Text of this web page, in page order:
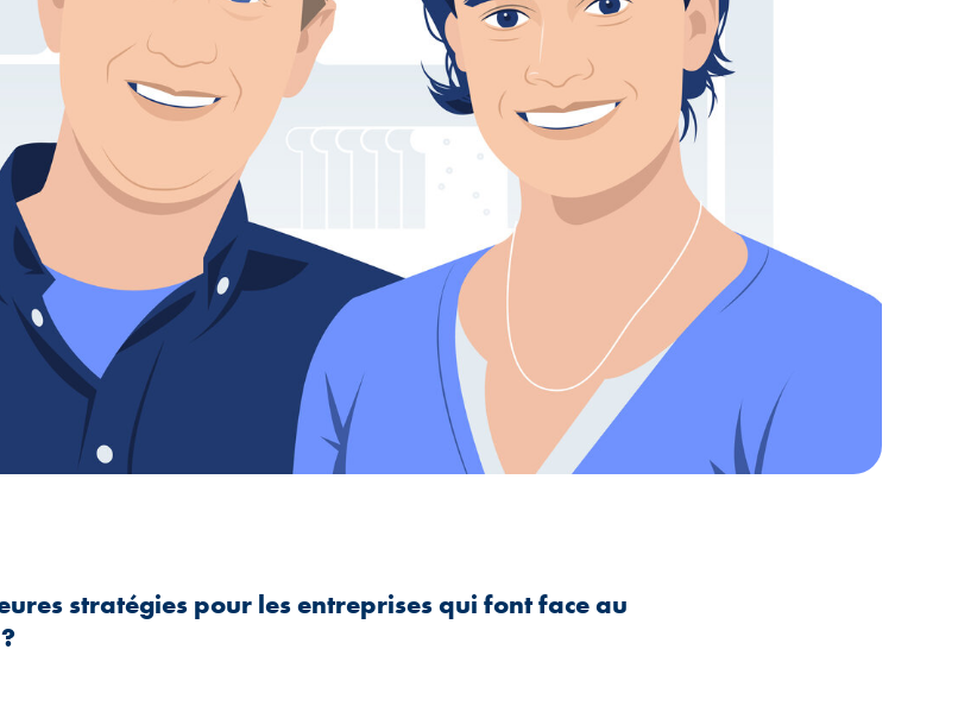
stratégies pour les entreprises qui font face au